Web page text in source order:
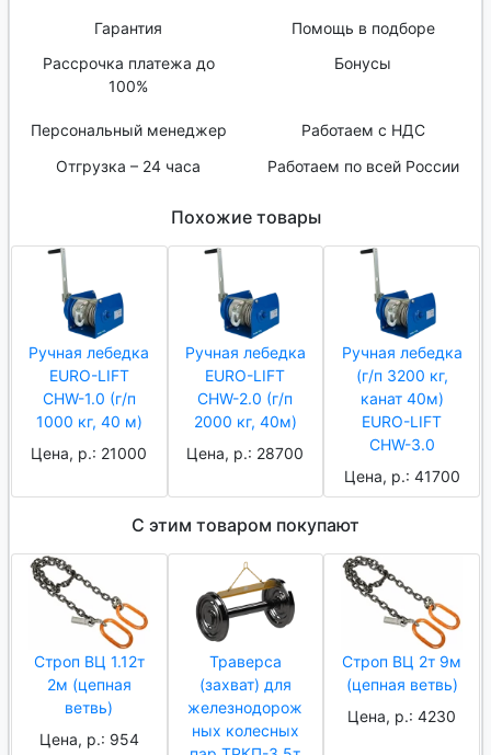
Гарантия
Помощь в подборе
Рассрочка платежа до
100%
Бонусы
Персональный менеджер
Работаем с НДС
Отгрузка – 24 часа
Работаем по всей России
Похожие товары
Ручная лебедка
EURO-LIFT
CHW-1.0 (г/п
1000 кг, 40 м)
Цена, р.: 21000
Ручная лебедка
EURO-LIFT
CHW-2.0 (г/п
2000 кг, 40м)
Цена, р.: 28700
Ручная лебедка
(г/п 3200 кг,
канат 40м)
EURO-LIFT
CHW-3.0
Цена, р.: 41700
С этим товаром покупают
Строп ВЦ 1.12т
2м (цепная
ветвь)
Цена, р.: 954
Траверса
(захват) для
железнодорож
ных колесных
Строп ВЦ 2т 9м
(цепная ветвь)
Цена, р.: 4230